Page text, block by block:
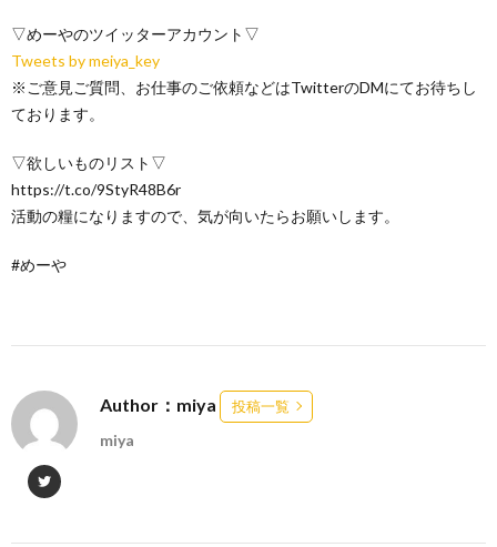
▽めーやのツイッターアカウント▽
Tweets by meiya_key
※ご意見ご質問、お仕事のご依頼などはTwitterのDMにてお待ちし
ております。
▽欲しいものリスト▽
https://t.co/9StyR48B6r
活動の糧になりますので、気が向いたらお願いします。
#めーや
Author：miya 投稿一覧
miya